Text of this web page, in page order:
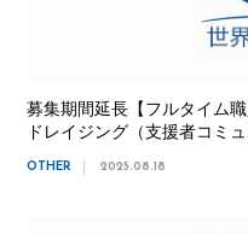
募集期間延長【フルタイム
ドレイジング（支援者コミ
OTHER 2025.08.18